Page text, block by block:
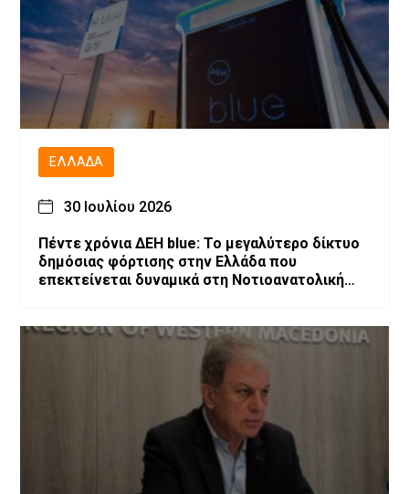
ΕΛΛΆΔΑ
30 Ιουλίου 2026
Πέντε χρόνια ΔΕΗ blue: Το μεγαλύτερο δίκτυο
δημόσιας φόρτισης στην Ελλάδα που
επεκτείνεται δυναμικά στη Νοτιοανατολική